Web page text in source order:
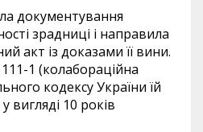
документування
зрадниці і направила
акт із доказами її вини.
1 (колабораційна
кодексу України їй
вигляді 10 років